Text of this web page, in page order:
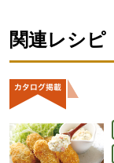
関連レシピ